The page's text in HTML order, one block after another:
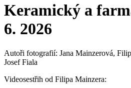
Keramický a
6. 2026
Autoři fotografií: Jana Mainzerová,
Josef Fiala
Videosestřih od Filipa Mainzera: